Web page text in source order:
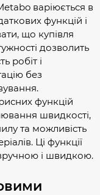
варіюється в
функцій і
що купівля
дозволить
робіт і
без
функцій
швидкості,
та можливість
Ці функції
і швидкою.